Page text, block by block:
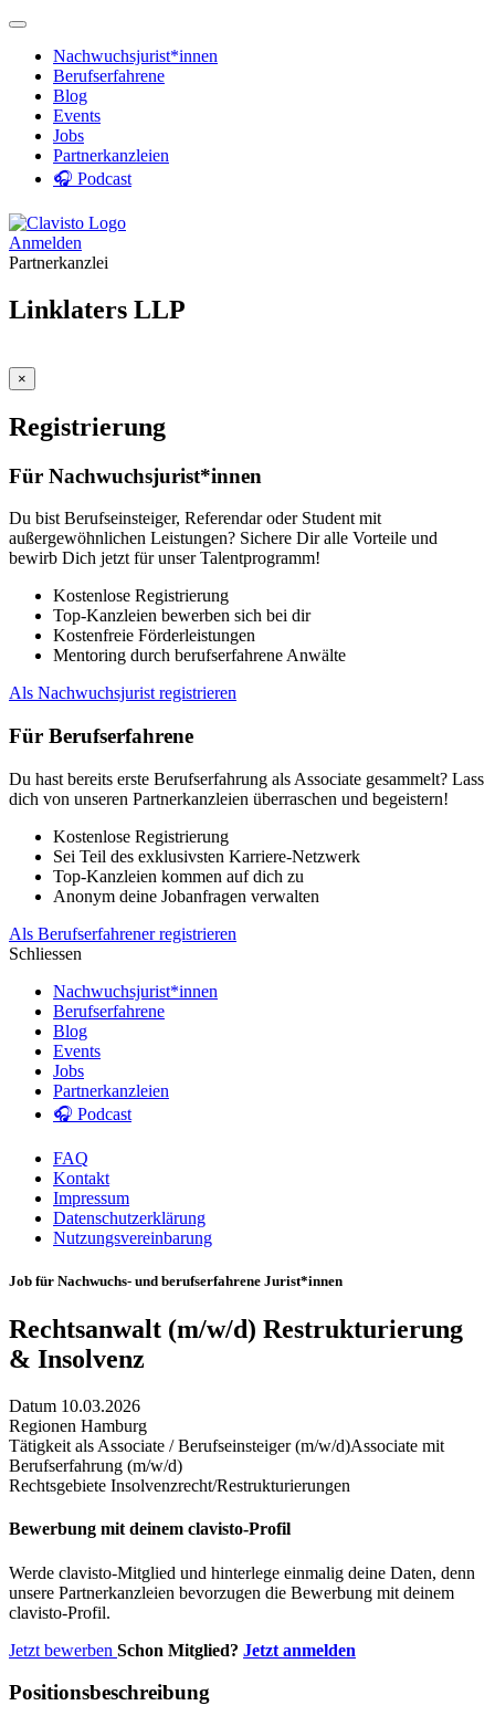
Nachwuchsjurist*innen
Berufserfahrene
Blog
Events
Jobs
Partnerkanzleien
🎧 Podcast
Anmelden
Partnerkanzlei
Linklaters LLP
×
Registrierung
Für Nachwuchsjurist*innen
Du bist Berufseinsteiger, Referendar oder Student mit
außergewöhnlichen Leistungen? Sichere Dir alle Vorteile und
bewirb Dich jetzt für unser Talentprogramm!
Kostenlose Registrierung
Top-Kanzleien bewerben sich bei dir
Kostenfreie Förderleistungen
Mentoring durch berufserfahrene Anwälte
Als Nachwuchsjurist registrieren
Für Berufserfahrene
Du hast bereits erste Berufserfahrung als Associate gesammelt? Lass
dich von unseren Partnerkanzleien überraschen und begeistern!
Kostenlose Registrierung
Sei Teil des exklusivsten Karriere-Netzwerk
Top-Kanzleien kommen auf dich zu
Anonym deine Jobanfragen verwalten
Als Berufserfahrener registrieren
Schliessen
Nachwuchsjurist*innen
Berufserfahrene
Blog
Events
Jobs
Partnerkanzleien
🎧 Podcast
FAQ
Kontakt
Impressum
Datenschutzerklärung
Nutzungsvereinbarung
Job für Nachwuchs- und berufserfahrene Jurist*innen
Rechtsanwalt (m/w/d) Restrukturierung
& Insolvenz
Datum 10.03.2026
Regionen Hamburg
Tätigkeit als Associate / Berufseinsteiger (m/w/d)Associate mit
Berufserfahrung (m/w/d)
Rechtsgebiete Insolvenzrecht/Restrukturierungen
Bewerbung mit deinem clavisto-Profil
Werde clavisto-Mitglied und hinterlege einmalig deine Daten, denn
unsere Partnerkanzleien bevorzugen die Bewerbung mit deinem
clavisto-Profil.
Jetzt bewerben Schon Mitglied? Jetzt anmelden
Positionsbeschreibung